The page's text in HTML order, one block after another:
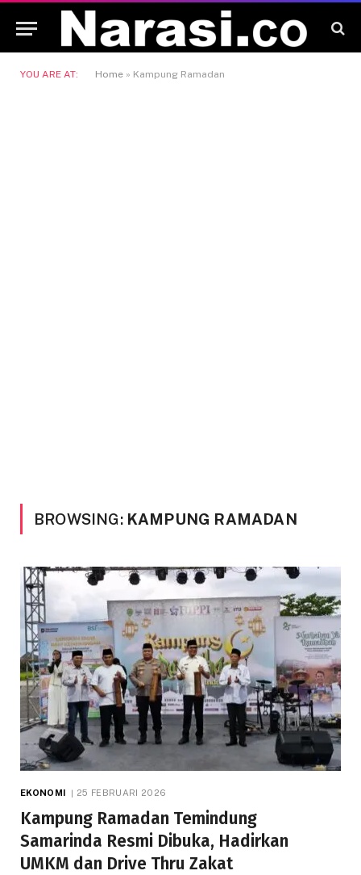
YOU ARE AT: Home » Kampung Ramadan
BROWSING: KAMPUNG RAMADAN
EKONOMI 25 FEBRUARI 2026
Kampung Ramadan Temindung
Samarinda Resmi Dibuka, Hadirkan
UMKM dan Drive Thru Zakat